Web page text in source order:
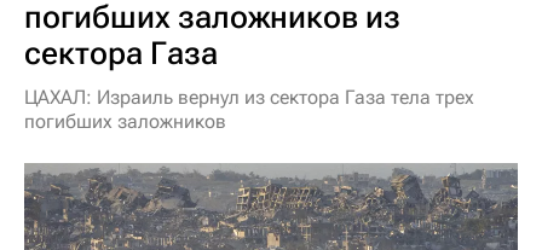
погибших заложников из
сектора Газа
ЦАХАЛ: Израиль вернул из сектора Газа тела трех
погибших заложников